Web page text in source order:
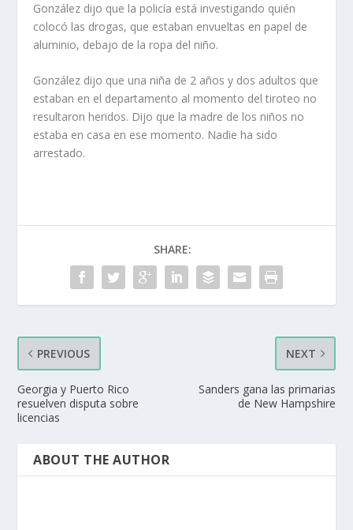
González dijo que la policía está investigando quién
colocó las drogas, que estaban envueltas en papel de
aluminio, debajo de la ropa del niño.
González dijo que una niña de 2 años y dos adultos que
estaban en el departamento al momento del tiroteo no
resultaron heridos. Dijo que la madre de los niños no
estaba en casa en ese momento. Nadie ha sido
arrestado.
SHARE:
PREVIOUS
Georgia y Puerto Rico
resuelven disputa sobre
licencias
NEXT
Sanders gana las primarias
de New Hampshire
ABOUT THE AUTHOR